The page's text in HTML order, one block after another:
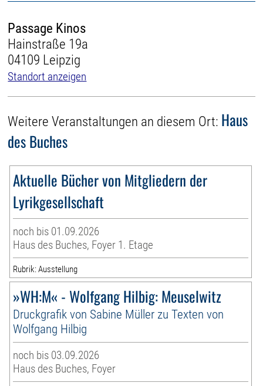
Passage Kinos
Hainstraße 19a
04109 Leipzig
Standort anzeigen
Weitere Veranstaltungen an diesem Ort: Haus
des Buches
Aktuelle Bücher von Mitgliedern der
Lyrikgesellschaft
noch bis 01.09.2026
Haus des Buches, Foyer 1. Etage
Rubrik: Ausstellung
»WH:M« - Wolfgang Hilbig: Meuselwitz
Druckgrafik von Sabine Müller zu Texten von
Wolfgang Hilbig
noch bis 03.09.2026
Haus des Buches, Foyer